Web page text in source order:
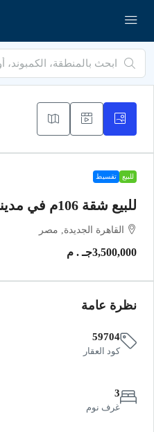
للبيع تقسيط
للبيع شقة 106م في مدينتي B12 استلام فوري
القاهرة الجديدة, مصر
3,500,000جـ . م
نظرة عامة
59704
كود العقار
3
غرف نوم